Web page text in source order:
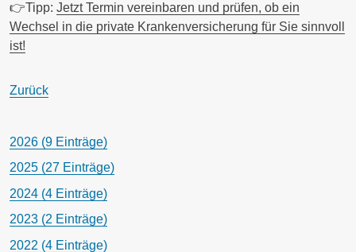
👉Tipp: Jetzt Termin vereinbaren und prüfen, ob ein
Wechsel in die private Krankenversicherung für Sie sinnvoll
ist!
Zurück
2026 (9 Einträge)
2025 (27 Einträge)
2024 (4 Einträge)
2023 (2 Einträge)
2022 (4 Einträge)